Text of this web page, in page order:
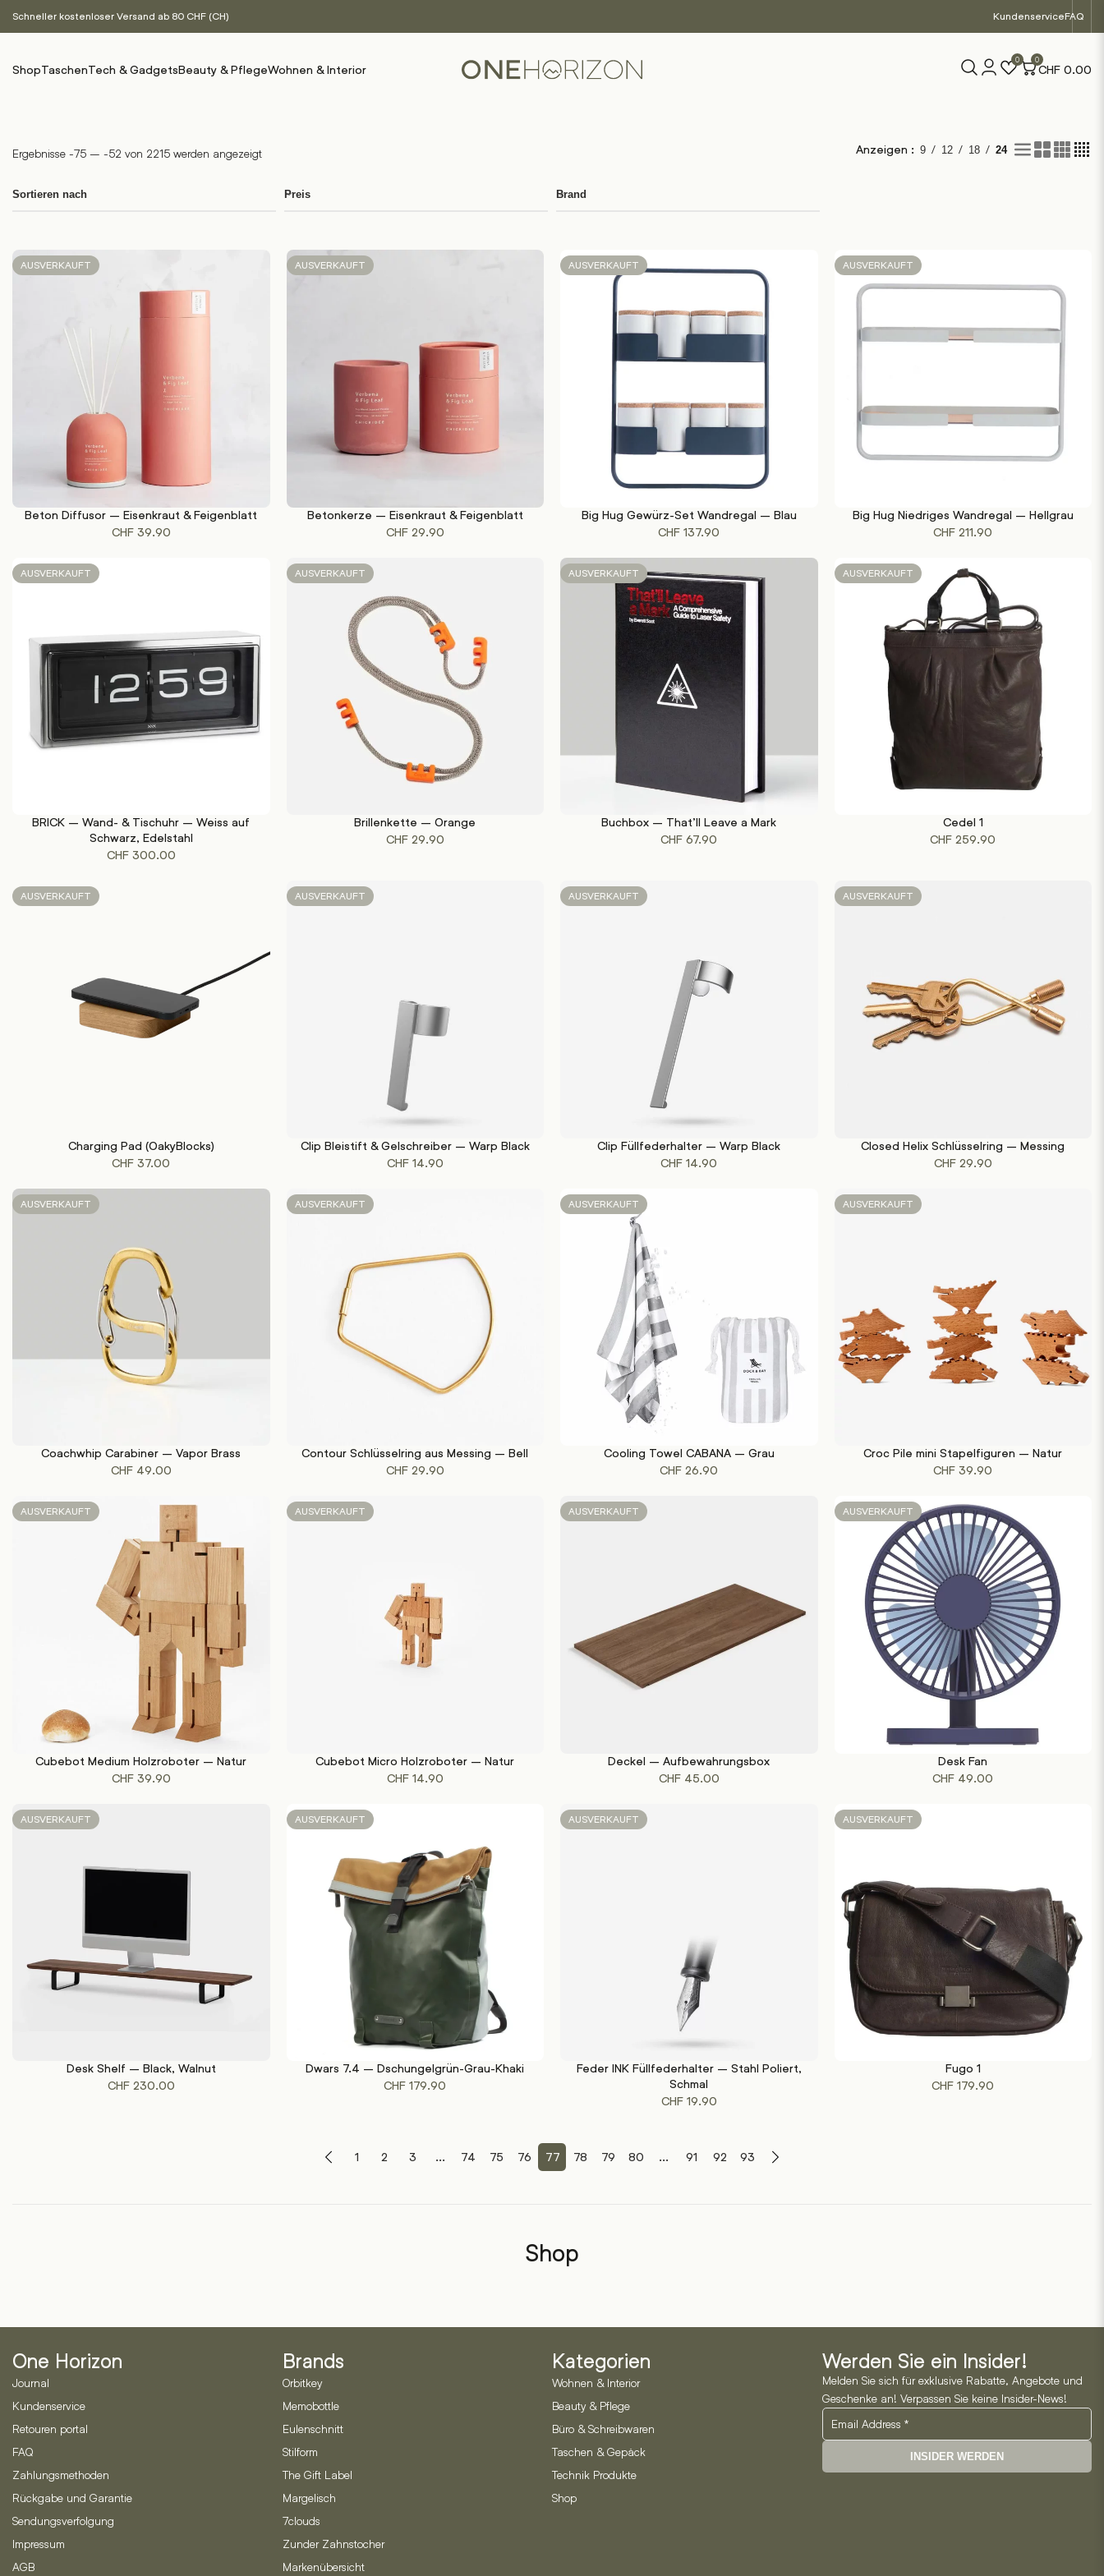
Schneller kostenloser Versand ab 80 CHF (CH) KundenserviceFAQ
ShopTaschenTech & GadgetsBeauty & PflegeWohnen & Interior
0 0
CHF 0.00
Ergebnisse -75 – -52 von 2215 werden angezeigt Anzeigen : 9 / 12 / 18 / 24
Sortieren nach Preis Brand
AUSVERKAUFT
Beton Diffusor – Eisenkraut & Feigenblatt
CHF39.90
AUSVERKAUFT
Betonkerze – Eisenkraut & Feigenblatt
CHF29.90
AUSVERKAUFT
WEITERLESEN
Big Hug Gewürz-Set Wandregal – Blau
CHF 137.90
AUSVERKAUFT
WEITERLESEN
Big Hug Niedriges Wandregal – Hellgrau
CHF 211.90
AUSVERKAUFT
BRICK – Wand- & Tischuhr – Weiss auf
Schwarz, Edelstahl
CHF300.00
AUSVERKAUFT
Brillenkette – Orange
CHF29.90
AUSVERKAUFT
Buchbox – That’ll Leave a Mark
CHF 67.90
AUSVERKAUFT
Cedel 1
CHF 259.90
AUSVERKAUFT
Charging Pad (OakyBlocks)
CHF 37.00
AUSVERKAUFT
WEITERLESEN
Clip Bleistift & Gelschreiber – Warp Black
CHF14.90
AUSVERKAUFT
WEITERLESEN
Clip Füllfederhalter – Warp Black
CHF 14.90
AUSVERKAUFT
Closed Helix Schlüsselring – Messing
CHF29.90
AUSVERKAUFT
Coachwhip Carabiner – Vapor Brass
CHF49.00
AUSVERKAUFT
Contour Schlüsselring aus Messing – Bell
CHF29.90
AUSVERKAUFT
Cooling Towel CABANA – Grau
CHF 26.90
AUSVERKAUFT
Croc Pile mini Stapelfiguren – Natur
CHF 39.90
AUSVERKAUFT
Cubebot Medium Holzroboter – Natur
CHF39.90
AUSVERKAUFT
Cubebot Micro Holzroboter – Natur
CHF14.90
AUSVERKAUFT
Deckel – Aufbewahrungsbox
CHF45.00
AUSVERKAUFT
Desk Fan
CHF 49.00
AUSVERKAUFT
Desk Shelf – Black, Walnut
CHF230.00
AUSVERKAUFT
Dwars 7.4 – Dschungelgrün-Grau-Khaki
CHF 179.90
AUSVERKAUFT
Feder INK Füllfederhalter – Stahl Poliert,
Schmal
CHF19.90
AUSVERKAUFT
Fugo 1
CHF 179.90
1 2 3 ... 74 75 76 77 78 79 80 ... 91 92 93
Shop
One Horizon
Journal
Kundenservice
Retouren portal
FAQ
Zahlungsmethoden
Rückgabe und Garantie
Sendungsverfolgung
Impressum
AGB
Brands
Orbitkey
Memobottle
Eulenschnitt
Stilform
The Gift Label
Margelisch
7clouds
Zunder Zahnstocher
Markenübersicht
Kategorien
Wohnen & Interior
Beauty & Pflege
Büro & Schreibwaren
Taschen & Gepäck
Technik Produkte
Shop
Werden Sie ein Insider!
Melden Sie sich für exklusive Rabatte, Angebote und
Geschenke an! Verpassen Sie keine Insider-News!
INSIDER WERDEN